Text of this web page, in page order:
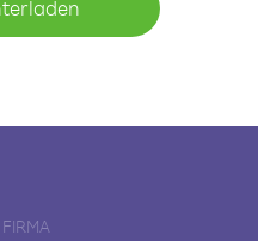
FIRMA